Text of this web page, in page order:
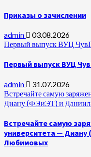
Приказы о зачислении
admin
03.08.2026
Первый выпуск ВУЦ
Первый выпуск ВУЦ
admin
31.07.2026
Встречайте самую
Диану (ФЭиЭТ) и
Встречайте самую
университета —
Любимовых